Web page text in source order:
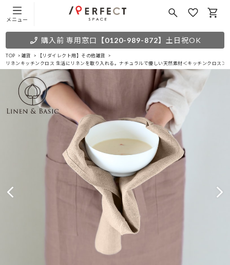
メニュー
購入前 専用窓口 【0120-989-872】 土日祝OK
TOP 雑貨
【リダイレクト用】その他雑貨
リネンキッチンクロス 生活にリネンを取り入れる。ナチュラルで優しい天然素材＜キッチンクロス＞